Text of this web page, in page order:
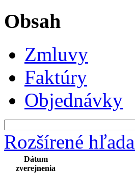
Obsah
Zmluvy
Faktúry
Objednávky
Rozšírené
Dátum
zverejnenia